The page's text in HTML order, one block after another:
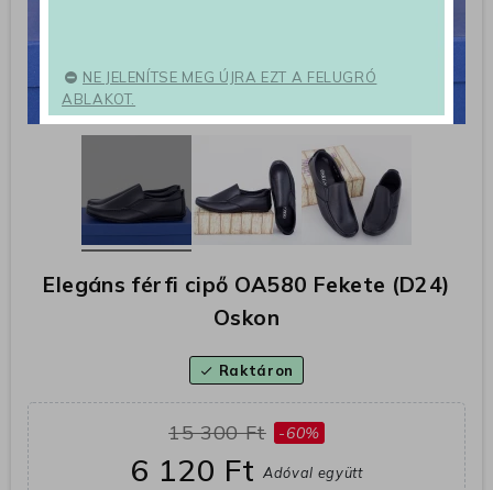
Elegáns férfi cipő OA580 Fekete (D24)
Oskon
check Raktáron
15 300 Ft -60%
6 120 FtAdóval együtt
NE JELENÍTSE MEG ÚJRA EZT A FELUGRÓ
ABLAKOT.